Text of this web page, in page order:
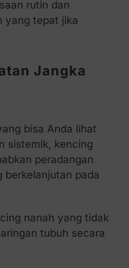
rutin dan
yang tepat jika
Jangka
bisa Anda lihat
sistemik, kencing
peradangan
berkelanjutan pada
nanah yang tidak
tubuh secara